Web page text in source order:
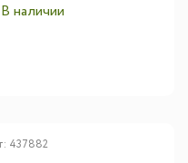
В наличии
437882